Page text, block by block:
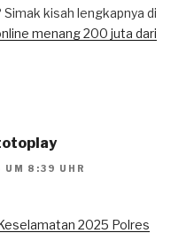
kisah lengkapnya di
menang 200 juta dari
8:39 UHR
2025 Polres